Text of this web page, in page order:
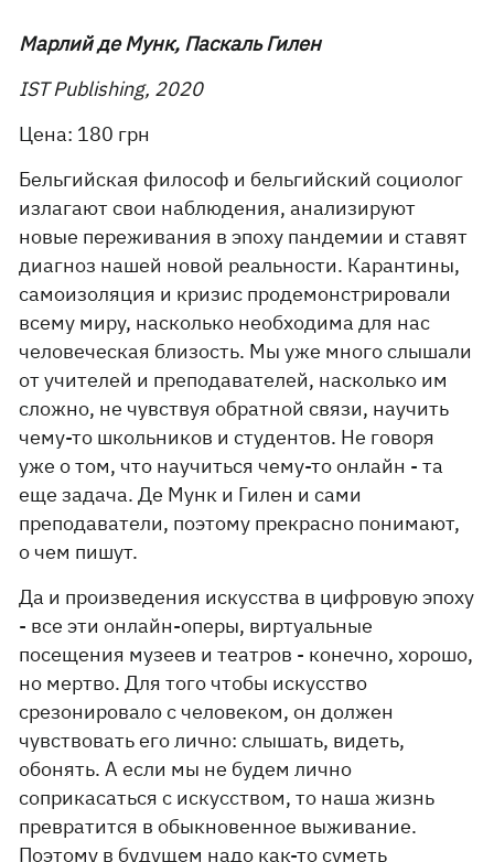
Марлий де Мунк, Паскаль Гилен
IST Publishing, 2020
Цена: 180 грн
Бельгийская философ и бельгийский социолог
излагают свои наблюдения, анализируют
новые переживания в эпоху пандемии и ставят
диагноз нашей новой реальности. Карантины,
самоизоляция и кризис продемонстрировали
всему миру, насколько необходима для нас
человеческая близость. Мы уже много слышали
от учителей и преподавателей, насколько им
сложно, не чувствуя обратной связи, научить
чему-то школьников и студентов. Не говоря
уже о том, что научиться чему-то онлайн - та
еще задача. Де Мунк и Гилен и сами
преподаватели, поэтому прекрасно понимают,
о чем пишут.
Да и произведения искусства в цифровую эпоху
- все эти онлайн-оперы, виртуальные
посещения музеев и театров - конечно, хорошо,
но мертво. Для того чтобы искусство
срезонировало с человеком, он должен
чувствовать его лично: слышать, видеть,
обонять. А если мы не будем лично
соприкасаться с искусством, то наша жизнь
превратится в обыкновенное выживание.
Поэтому в будущем надо как-то суметь